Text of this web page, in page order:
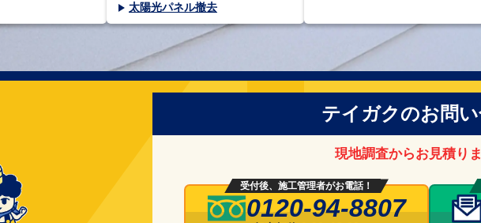
太陽光パネル撤去
テイガクのお問
現地調査からお見積り
受付後、施工管理者がお電話！
0120-94-8807